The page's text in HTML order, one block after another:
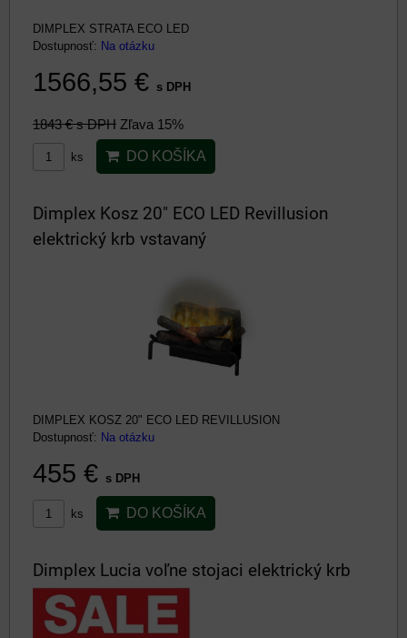
DIMPLEX STRATA ECO LED
Dostupnosť: Na otázku
1566,55 € s DPH
1843 €s DPH Zľava 15%
ks DO KOŠÍKA
Dimplex Kosz 20" ECO LED Revillusion
elektrický krb vstavaný
DIMPLEX KOSZ 20" ECO LED REVILLUSION
Dostupnosť: Na otázku
455 € s DPH
ks DO KOŠÍKA
Dimplex Lucia voľne stojaci elektrický krb